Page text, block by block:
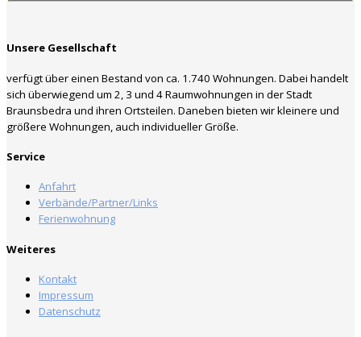
Unsere Gesellschaft
verfügt über einen Bestand von ca. 1.740 Wohnungen. Dabei handelt
sich überwiegend um 2, 3 und 4 Raumwohnungen in der Stadt
Braunsbedra und ihren Ortsteilen. Daneben bieten wir kleinere und
größere Wohnungen, auch individueller Größe.
Service
Anfahrt
Verbände/Partner/Links
Ferienwohnung
Weiteres
Kontakt
Impressum
Datenschutz